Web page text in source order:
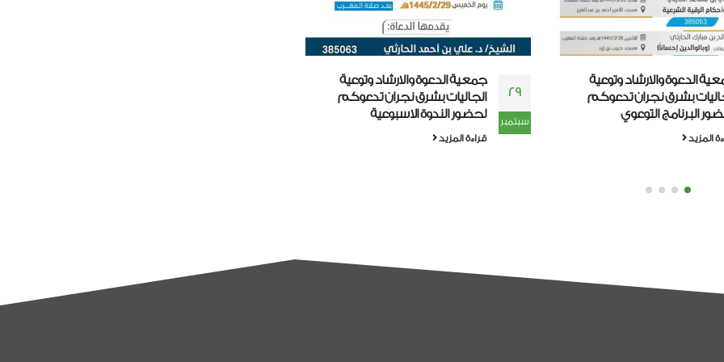
29
سبتمبر
جمعية الدعوة والارشاد وتوعية
الجاليات بشرق نجران تدعوكم
لحضور الندوة الاسبوعية
20
مارس
تعاوني شرق نجران يواصل تقديم
دورة “المداخل العلمية في العلوم
الشرعية”